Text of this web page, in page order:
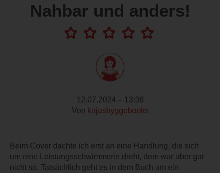
Nahbar und anders!
12.07.2024 – 13:36
Von kajashyggebooks
Beim Cover dachte ich erst an eine Handlung, die sich
um eine Leistungsschwimmerin dreht, dem war aber gar
nicht so. Tatsächlich geht es in dem Buch um ein